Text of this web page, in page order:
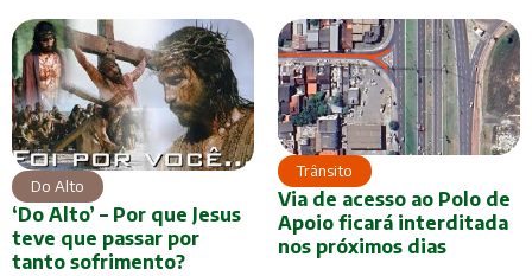
Do Alto
‘Do Alto’ – Por que Jesus
teve que passar por
tanto sofrimento?
Trânsito
Via de acesso ao Polo de
Apoio ficará interditada
nos próximos dias